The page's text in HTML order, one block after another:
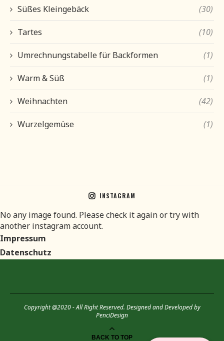
Süßes Kleingebäck (30)
Tartes (10)
Umrechnungstabelle für Backformen (1)
Warm & Süß (1)
Weihnachten (42)
Wurzelgemüse (1)
INSTAGRAM
No any image found. Please check it again or try with
another instagram account.
Impressum
Datenschutz
Copyright @2020 - All Right Reserved. Designed and Developed by
PenciDesign
BACK TO TOP